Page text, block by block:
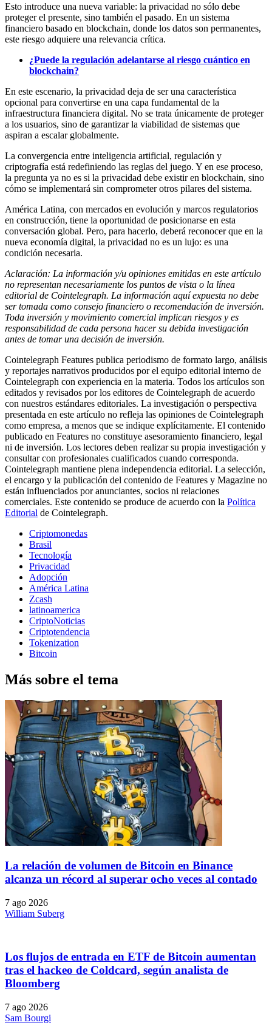
Esto introduce una nueva variable: la privacidad no sólo debe
proteger el presente, sino también el pasado. En un sistema
financiero basado en blockchain, donde los datos son permanentes,
este riesgo adquiere una relevancia crítica.
¿Puede la regulación adelantarse al riesgo cuántico en
blockchain?
En este escenario, la privacidad deja de ser una característica
opcional para convertirse en una capa fundamental de la
infraestructura financiera digital. No se trata únicamente de proteger
a los usuarios, sino de garantizar la viabilidad de sistemas que
aspiran a escalar globalmente.
La convergencia entre inteligencia artificial, regulación y
criptografía está redefiniendo las reglas del juego. Y en ese proceso,
la pregunta ya no es si la privacidad debe existir en blockchain, sino
cómo se implementará sin comprometer otros pilares del sistema.
América Latina, con mercados en evolución y marcos regulatorios
en construcción, tiene la oportunidad de posicionarse en esta
conversación global. Pero, para hacerlo, deberá reconocer que en la
nueva economía digital, la privacidad no es un lujo: es una
condición necesaria.
Aclaración: La información y/u opiniones emitidas en este artículo
no representan necesariamente los puntos de vista o la línea
editorial de Cointelegraph. La información aquí expuesta no debe
ser tomada como consejo financiero o recomendación de inversión.
Toda inversión y movimiento comercial implican riesgos y es
responsabilidad de cada persona hacer su debida investigación
antes de tomar una decisión de inversión.
Cointelegraph Features publica periodismo de formato largo, análisis
y reportajes narrativos producidos por el equipo editorial interno de
Cointelegraph con experiencia en la materia. Todos los artículos son
editados y revisados por los editores de Cointelegraph de acuerdo
con nuestros estándares editoriales. La investigación o perspectiva
presentada en este artículo no refleja las opiniones de Cointelegraph
como empresa, a menos que se indique explícitamente. El contenido
publicado en Features no constituye asesoramiento financiero, legal
ni de inversión. Los lectores deben realizar su propia investigación y
consultar con profesionales cualificados cuando corresponda.
Cointelegraph mantiene plena independencia editorial. La selección,
el encargo y la publicación del contenido de Features y Magazine no
están influenciados por anunciantes, socios ni relaciones
comerciales. Este contenido se produce de acuerdo con la Política
Editorial de Cointelegraph.
Criptomonedas
Brasil
Tecnología
Privacidad
Adopción
América Latina
Zcash
latinoamerica
CriptoNoticias
Criptotendencia
Tokenization
Bitcoin
Más sobre el tema
La relación de volumen de Bitcoin en Binance
alcanza un récord al superar ocho veces al contado
7 ago 2026
William Suberg
Los flujos de entrada en ETF de Bitcoin aumentan
tras el hackeo de Coldcard, según analista de
Bloomberg
7 ago 2026
Sam Bourgi